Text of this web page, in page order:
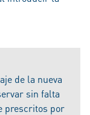
de la nueva
sin falta
prescritos por